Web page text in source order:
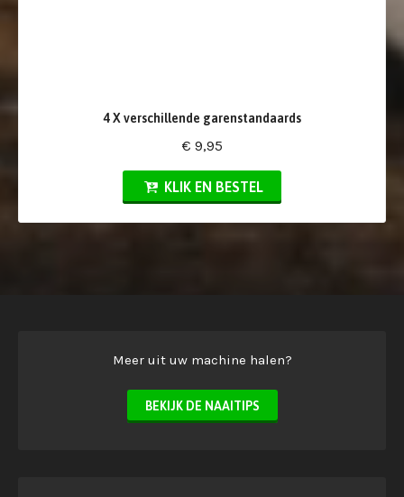
4 X verschillende garenstandaards
€ 9,95
KLIK EN BESTEL
Meer uit uw machine halen?
BEKIJK DE NAAITIPS